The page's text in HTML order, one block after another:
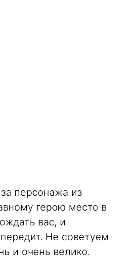
персонажа из
герою место в
вас, и
Не советуем
и очень велико.